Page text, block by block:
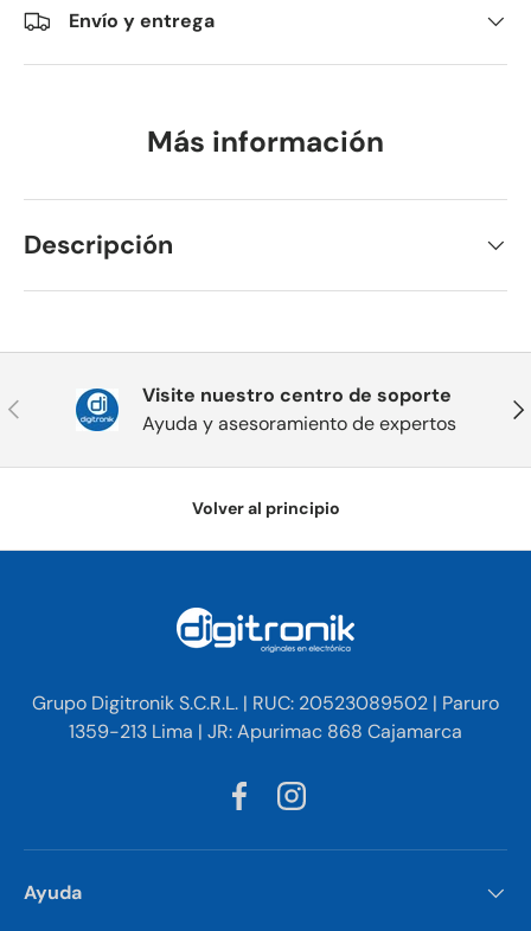
Envío y entrega
Más información
Descripción
Anterior
Visite nuestro centro de soporte
Ayuda y asesoramiento de expertos
Volver al principio
Grupo Digitronik S.C.R.L. | RUC: 20523089502 | Paruro
1359-213 Lima | JR: Apurimac 868 Cajamarca
FacebookInstagram
Ayuda